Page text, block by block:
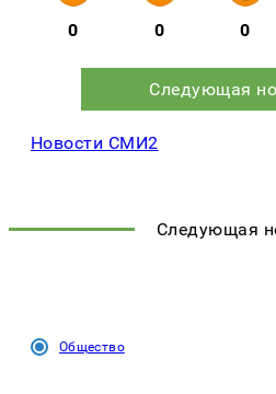
0 0 0
Следующая
Новости СМИ2
Следующая
Общество